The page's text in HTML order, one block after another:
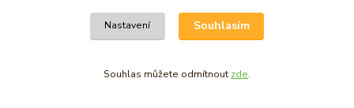
Nastavení Souhlasím
Souhlas můžete odmítnout zde.